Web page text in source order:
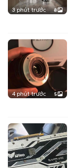
3 phút trước 8
4 phút trước 5